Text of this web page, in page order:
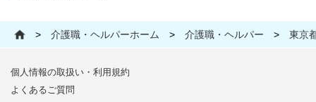
> 介護職・ヘルパーホーム > 介護職・ヘルパー > 東京
個人情報の取扱い・利用規約
よくあるご質問